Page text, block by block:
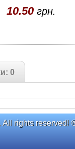
10.50грн.
0
rights reserved!